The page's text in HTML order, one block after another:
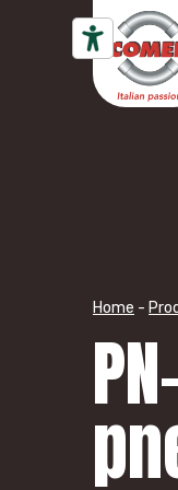
Vai al contenuto
Home -